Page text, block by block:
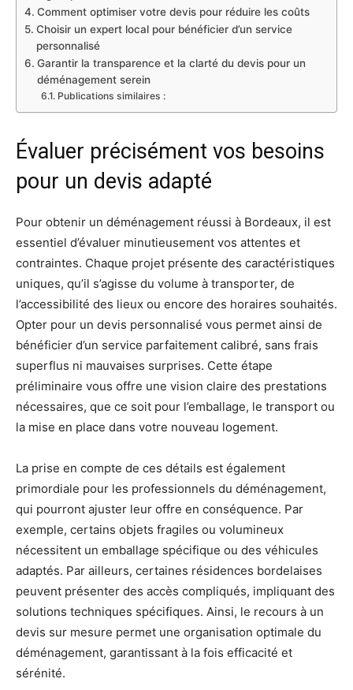
Comment optimiser votre devis pour réduire les coûts
Choisir un expert local pour bénéficier d’un service
personnalisé
Garantir la transparence et la clarté du devis pour un
déménagement serein
Publications similaires :
Évaluer précisément vos besoins
pour un devis adapté
Pour obtenir un déménagement réussi à Bordeaux, il est
essentiel d’évaluer minutieusement vos attentes et
contraintes. Chaque projet présente des caractéristiques
uniques, qu’il s’agisse du volume à transporter, de
l’accessibilité des lieux ou encore des horaires souhaités.
Opter pour un devis personnalisé vous permet ainsi de
bénéficier d’un service parfaitement calibré, sans frais
superflus ni mauvaises surprises. Cette étape
préliminaire vous offre une vision claire des prestations
nécessaires, que ce soit pour l’emballage, le transport ou
la mise en place dans votre nouveau logement.
La prise en compte de ces détails est également
primordiale pour les professionnels du déménagement,
qui pourront ajuster leur offre en conséquence. Par
exemple, certains objets fragiles ou volumineux
nécessitent un emballage spécifique ou des véhicules
adaptés. Par ailleurs, certaines résidences bordelaises
peuvent présenter des accès compliqués, impliquant des
solutions techniques spécifiques. Ainsi, le recours à un
devis sur mesure permet une organisation optimale du
déménagement, garantissant à la fois efficacité et
sérénité.